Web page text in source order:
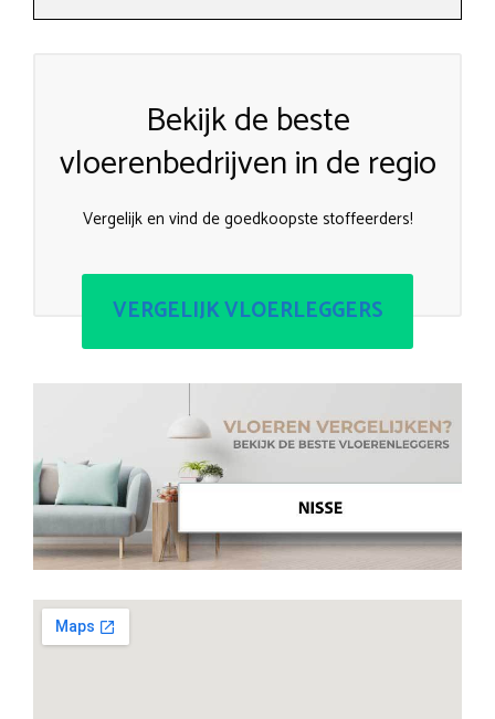
Bekijk de beste
vloerenbedrijven in de regio
Vergelijk en vind de goedkoopste stoffeerders!
VERGELIJK VLOERLEGGERS